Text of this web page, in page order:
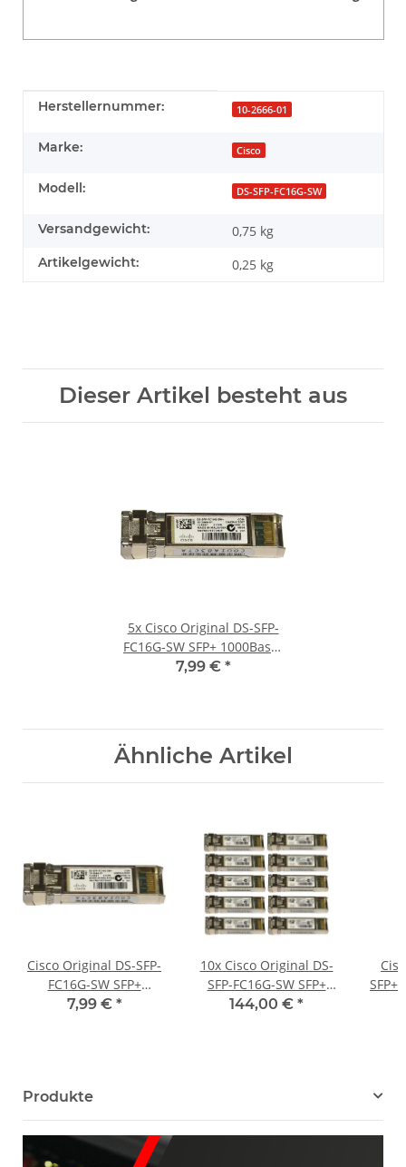
Produkteigenschaft
Wert
Herstellernummer: 10-2666-01
Marke: Cisco
Modell: DS-SFP-FC16G-SW
Versandgewicht: 0,75 kg
Artikelgewicht: 0,25 kg
Dieser Artikel besteht aus
5x Cisco Original DS-SFP-
FC16G-SW SFP+ 1000Base-
SX 16Gb Transceiver 10-
7,99 € *
Ähnliche Artikel
Cisco Original DS-SFP-
FC16G-SW SFP+
1000Base-SX 16Gb
7,99 € *
10x Cisco Original DS-
SFP-FC16G-SW SFP+
1000Base-SX 16Gb
144,00 € *
SFP+
Produkte